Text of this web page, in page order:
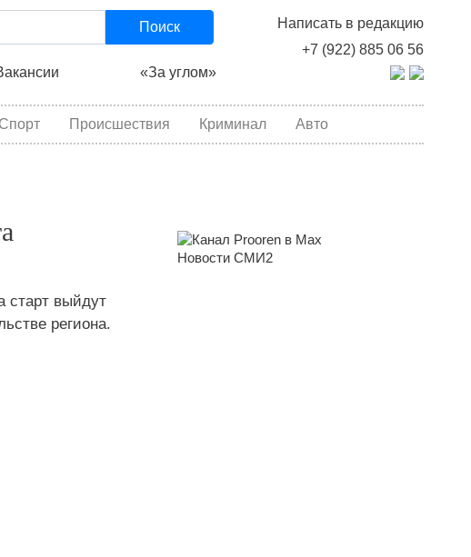
Написать в редакцию
+7 (922) 885 06 56
Поиск
«За углом»
Спорт Происшествия Криминал Авто
старт выйдут
региона.
Новости СМИ2